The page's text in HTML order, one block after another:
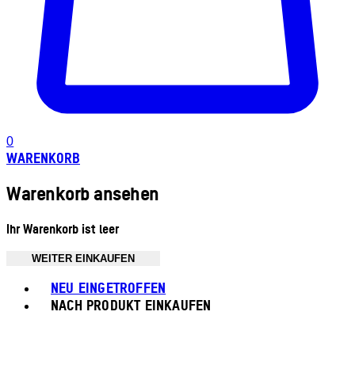
0
WARENKORB
Warenkorb ansehen
Ihr Warenkorb ist leer
WEITER EINKAUFEN
NEU EINGETROFFEN
NACH PRODUKT EINKAUFEN